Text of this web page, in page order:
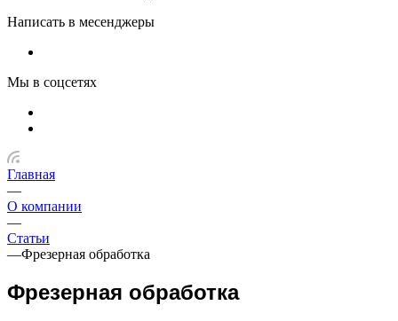
Написать в месенджеры
Мы в соцсетях
Главная
—
О компании
—
Статьи
—Фрезерная обработка
Фрезерная обработка